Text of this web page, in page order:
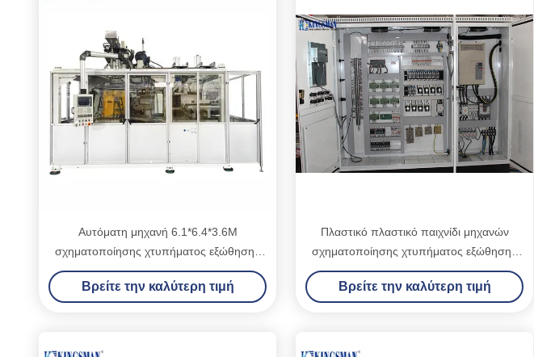
Αυτόματη μηχανή 6.1*6.4*3.6M
σχηματοποίησης χτυπήματος εξώθησης
χαμηλής ισχύος κατανάλωση
Βρείτε την καλύτερη τιμή
Πλαστικό πλαστικό παιχνίδι μηχανών
σχηματοποίησης χτυπήματος εξώθησης
που κάνει 380V - 440V
Βρείτε την καλύτερη τιμή